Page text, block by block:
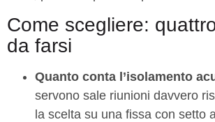
Come scegliere:
da farsi
Quanto conta l’isolamento
servono sale riunioni davvero
la scelta su una fissa con setto